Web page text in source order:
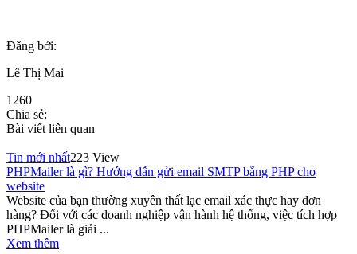
Đăng bởi:
Lê Thị Mai
1260
Chia sẻ:
Bài viết liên quan
Tin mới nhất223 View
PHPMailer là gì? Hướng dẫn gửi email SMTP bằng PHP cho
website
Website của bạn thường xuyên thất lạc email xác thực hay đơn
hàng? Đối với các doanh nghiệp vận hành hệ thống, việc tích hợp
PHPMailer là giải ...
Xem thêm